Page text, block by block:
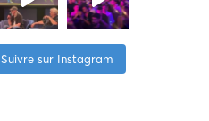
Suivre sur Instagram